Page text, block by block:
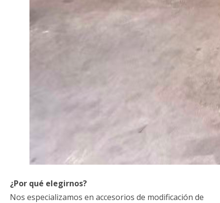
¿Por qué elegirnos?
Nos especializamos en accesorios de modificación de